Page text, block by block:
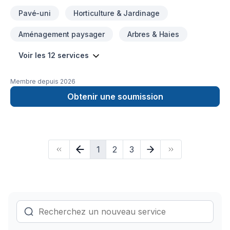
Pavé-uni Horticulture & Jardinage
Aménagement paysager Arbres & Haies
Voir les 12 services
Membre depuis 2026
Obtenir une soumission
1 2 3